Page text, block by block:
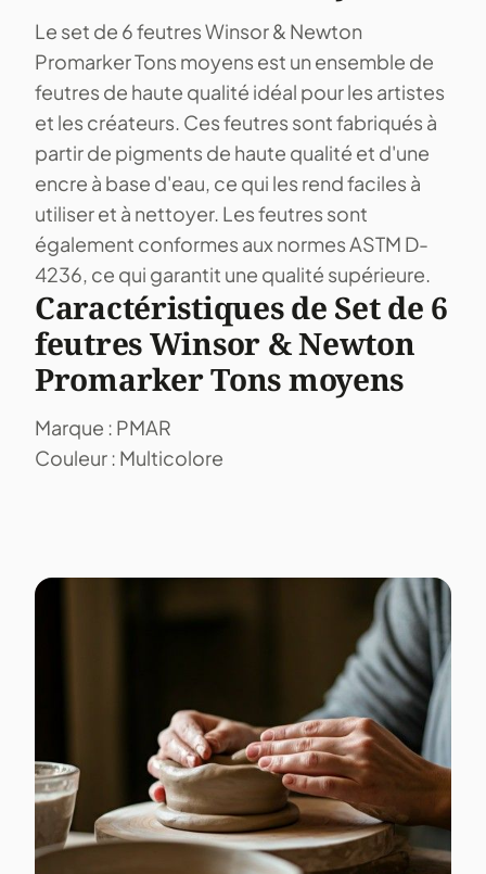
Le set de 6 feutres Winsor & Newton
Promarker Tons moyens est un ensemble de
feutres de haute qualité idéal pour les artistes
et les créateurs. Ces feutres sont fabriqués à
partir de pigments de haute qualité et d'une
encre à base d'eau, ce qui les rend faciles à
utiliser et à nettoyer. Les feutres sont
également conformes aux normes ASTM D-
4236, ce qui garantit une qualité supérieure.
Caractéristiques de Set de 6
feutres Winsor & Newton
Promarker Tons moyens
Marque : PMAR
Couleur : Multicolore